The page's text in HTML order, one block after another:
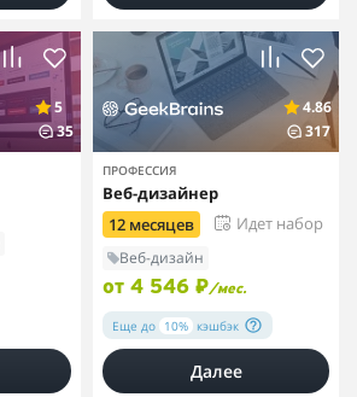
5
35
4.86
317
ПРОФЕССИЯ
Веб-дизайнер
12 месяцев
Идет набор
Веб-дизайн
от 4 546 ₽/мес.
Еще до 10% кэшбэк
Далее